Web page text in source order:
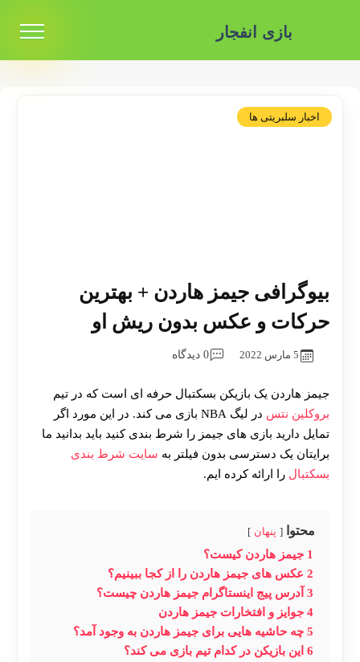
بازی انفجار
اخبار سلبریتی ها
بیوگرافی جیمز هاردن + بهترین
حرکات و عکس بدون ریش او
5 مارس 2022 0 دیدگاه
جیمز هاردن یک بازیکن بسکتبال حرفه‌ ای است که در تیم
بروکلین نتس
در لیگ NBA بازی می‌ کند. در این مورد اگر
تمایل دارید بازی های جیمز را شرط بندی کنید باید بدانید ما
برایتان یک دسترسی بدون فیلتر به سایت شرط بندی
بسکتبال را ارائه کرده ایم.
محتوا پنهان
1 جیمز هاردن کیست؟
2 عکس های جیمز هاردن را از کجا ببینیم؟
3 آدرس پیج اینستاگرام جیمز هاردن چیست؟
4 جوایز و افتخارات جیمز هاردن
5 چه حاشیه هایی برای جیمز هاردن به وجود آمد؟
6 این بازیکن در کدام تیم بازی می کند؟